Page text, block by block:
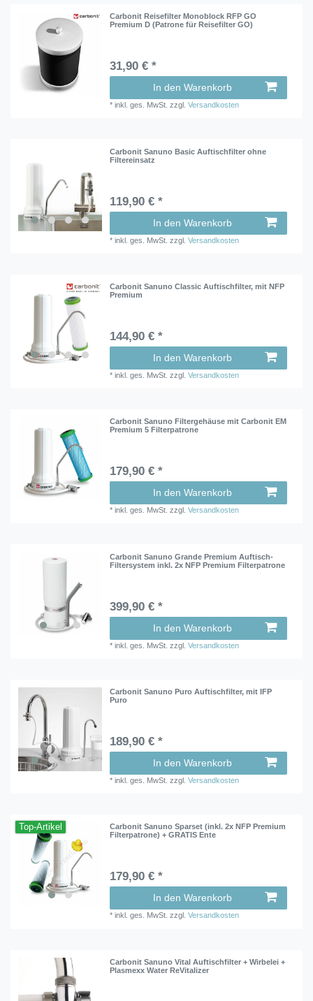
Carbonit Reisefilter Monoblock RFP GO
Premium D (Patrone für Reisefilter GO)
31,90 € *
In den Warenkorb
*inkl. ges. MwSt. zzgl.Versandkosten
Carbonit Sanuno Basic Auftischfilter ohne
Filtereinsatz
119,90 € *
In den Warenkorb
*inkl. ges. MwSt. zzgl.Versandkosten
Carbonit Sanuno Classic Auftischfilter, mit NFP
Premium
144,90 € *
In den Warenkorb
*inkl. ges. MwSt. zzgl.Versandkosten
Carbonit Sanuno Filtergehäuse mit Carbonit EM
Premium 5 Filterpatrone
179,90 € *
In den Warenkorb
*inkl. ges. MwSt. zzgl.Versandkosten
Carbonit Sanuno Grande Premium Auftisch-
Filtersystem inkl. 2x NFP Premium Filterpatrone
399,90 € *
In den Warenkorb
*inkl. ges. MwSt. zzgl.Versandkosten
Carbonit Sanuno Puro Auftischfilter, mit IFP
Puro
189,90 € *
In den Warenkorb
*inkl. ges. MwSt. zzgl.Versandkosten
Top-Artikel
Carbonit Sanuno Sparset (inkl. 2x NFP Premium
Filterpatrone) + GRATIS Ente
179,90 € *
In den Warenkorb
*inkl. ges. MwSt. zzgl.Versandkosten
Carbonit Sanuno Vital Auftischfilter + Wirbelei +
Plasmexx Water ReVitalizer